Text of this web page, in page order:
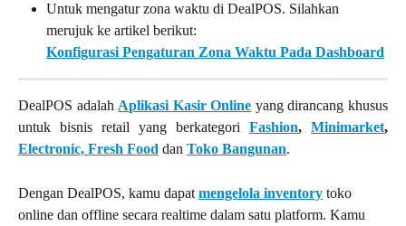
Untuk mengatur zona waktu di DealPOS. Silahkan
merujuk ke artikel berikut:
Konfigurasi Pengaturan Zona Waktu Pada Dashboard
DealPOS adalah Aplikasi Kasir Online yang dirancang khusus
untuk bisnis retail yang berkategori Fashion, Minimarket,
Electronic, Fresh Food dan Toko Bangunan.
Dengan DealPOS, kamu dapat mengelola inventory toko
online dan offline secara realtime dalam satu platform. Kamu